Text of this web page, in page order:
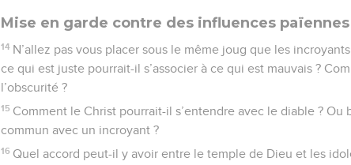
Mise en garde contre des influences païennes
14 N’allez pas vous placer sous le même joug que les
ce qui est juste pourrait-il s’associer à ce qui est mauvais ?
l’obscurité ?
15 Comment le Christ pourrait-il s’entendre avec le diable ? Ou
commun avec un incroyant ?
16 Quel accord peut-il y avoir entre le temple de Dieu et les